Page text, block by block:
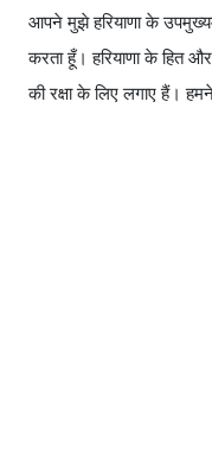
आपने मुझे हरियाणा के
करता हूँ। हरियाणा के हित
की रक्षा के लिए लगाए हैं।